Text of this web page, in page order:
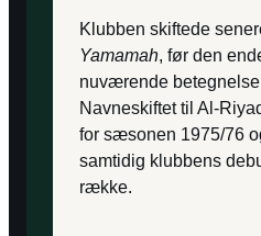
Klubben skiftede
Yamamah, før den
nuværende betegnelse
Navneskiftet til Al-
for sæsonen 1975/76
samtidig klubbens
række.